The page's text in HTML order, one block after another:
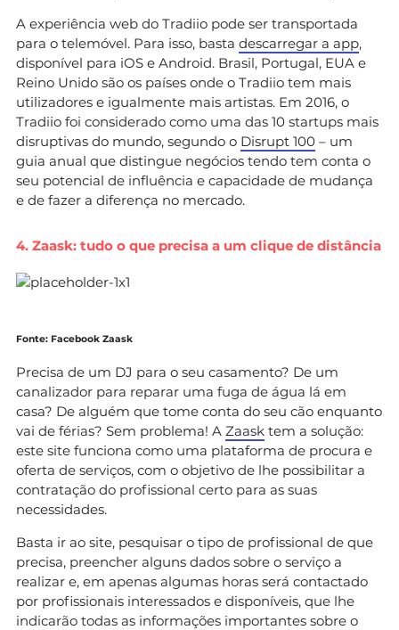
A experiência web do Tradiio pode ser transportada
para o telemóvel. Para isso, basta descarregar a app,
disponível para iOS e Android. Brasil, Portugal, EUA e
Reino Unido são os países onde o Tradiio tem mais
utilizadores e igualmente mais artistas. Em 2016, o
Tradiio foi considerado como uma das 10 startups mais
disruptivas do mundo, segundo o Disrupt 100 – um
guia anual que distingue negócios tendo tem conta o
seu potencial de influência e capacidade de mudança
e de fazer a diferença no mercado.
4. Zaask: tudo o que precisa a um clique de distância
Fonte: Facebook Zaask
Precisa de um DJ para o seu casamento? De um
canalizador para reparar uma fuga de água lá em
casa? De alguém que tome conta do seu cão enquanto
vai de férias? Sem problema! A Zaask tem a solução:
este site funciona como uma plataforma de procura e
oferta de serviços, com o objetivo de lhe possibilitar a
contratação do profissional certo para as suas
necessidades.
Basta ir ao site, pesquisar o tipo de profissional de que
precisa, preencher alguns dados sobre o serviço a
realizar e, em apenas algumas horas será contactado
por profissionais interessados e disponíveis, que lhe
indicarão todas as informações importantes sobre o